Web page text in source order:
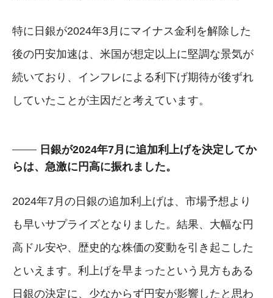
特に日銀が2024年3月にマイナス金利を解除した
後の円安加速は、米国が想定以上に堅調な景気が
続いており、インフレによる利下げ期待が後ずれ
していたことが主因だと考えています。
日銀が2024年7月に追加利上げを決定してか
らは、急激に円高に振れました。
2024年7月の日銀の追加利上げは、市場予想より
も早いサプライズとなりました。結果、大幅な円
高ドル安や、歴史的な株価の変動を引き起こした
といえます。利上げを早まったという見方もある
日銀の決定に、少なからず円安が影響したと思わ